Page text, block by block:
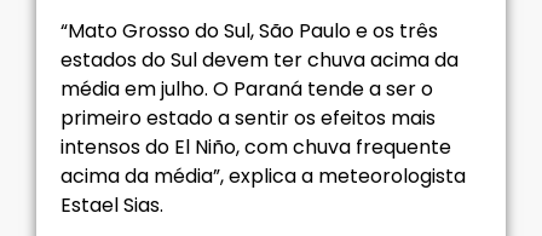
“Mato Grosso do Sul, São Paulo e os três
estados do Sul devem ter chuva acima da
média em julho. O Paraná tende a ser o
primeiro estado a sentir os efeitos mais
intensos do El Niño, com chuva frequente
acima da média”, explica a meteorologista
Estael Sias.